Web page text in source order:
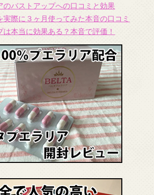
のバストアップへの口コミと効果
実際に３ヶ月使ってみた本音の口コミ
は本当に効果ある？本音で評価！